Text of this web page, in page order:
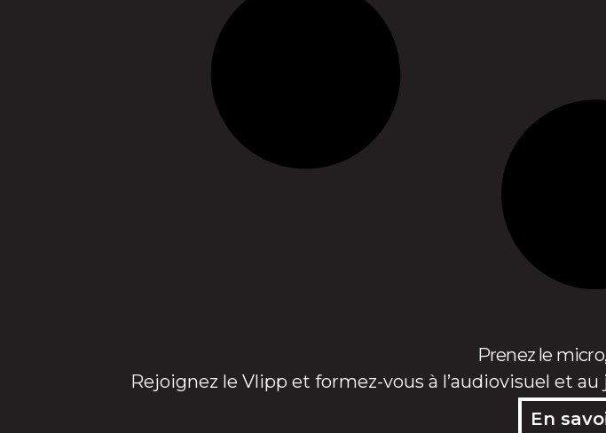
Prenez le
Rejoignez le Vlipp et formez-vous à l’audiovisuel et
En